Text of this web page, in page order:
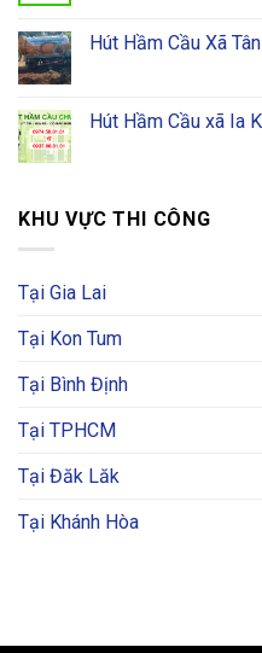
Hút Hầm Cầu Xã
Hút Hầm Cầu xã Ia
KHU VỰC THI CÔNG
Tại Gia Lai
Tại Kon Tum
Tại Bình Định
Tại TPHCM
Tại Đăk Lăk
Tại Khánh Hòa